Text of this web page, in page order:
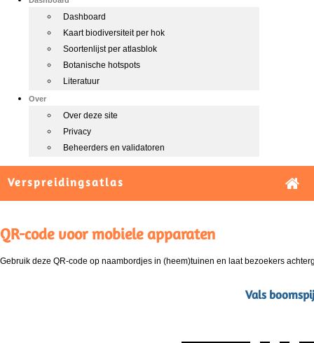
Dashboard
Kaart biodiversiteit per hok
Soortenlijst per atlasblok
Botanische hotspots
Literatuur
Over
Over deze site
Privacy
Beheerders en validatoren
Verspreidingsatlas
QR-code voor mobiele apparaten
Gebruik deze QR-code op naambordjes in (heem)tuinen en laat bezoekers
Vals